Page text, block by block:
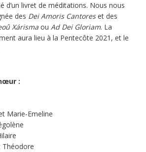
d’un livret de méditations. Nous nous
des Dei Amoris Cantoreset des
Xárisma ou Ad Dei Gloriam. La
aura lieu à la Pentecôte 2021, et le
:
Marie-Emeline
Théodore